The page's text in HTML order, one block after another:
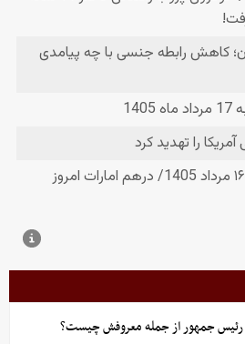
رئیس جمهور از جمله معروفش چیست؟